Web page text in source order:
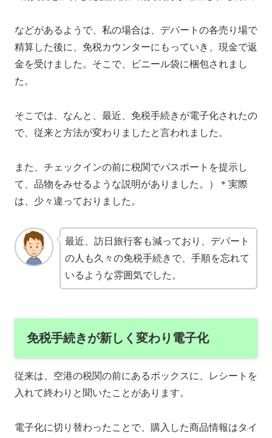
などがあるようで、私の場合は、デパートの各売り場で
精算した後に、免税カウンターにもっていき、現金で返
金を受けました。そこで、ビニール袋に梱包されまし
た。
そこでは、なんと、最近、免税手続きが電子化されたの
で、従来と方法が変わりましたと言われました。
また、チェックインの前に税関でパスポートを提示し
て、品物をみせるような説明がありました。）＊実際
は、少々違っておりました。
最近、訪日旅行客も減っており、デパート
の人も久々の免税手続きで、手順を忘れて
いるような雰囲気でした。
免税手続きが新しく変わり電子化
従来は、空港の税関の前にあるボックスに、レシートを
入れて終わりと聞いたことがあります。
電子化に切り替わったことで、購入した商品情報はタイ